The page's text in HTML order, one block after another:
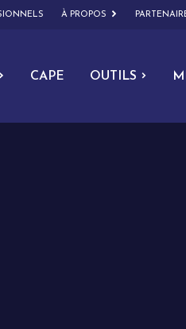
À PROPOS
CAPE OUTILS